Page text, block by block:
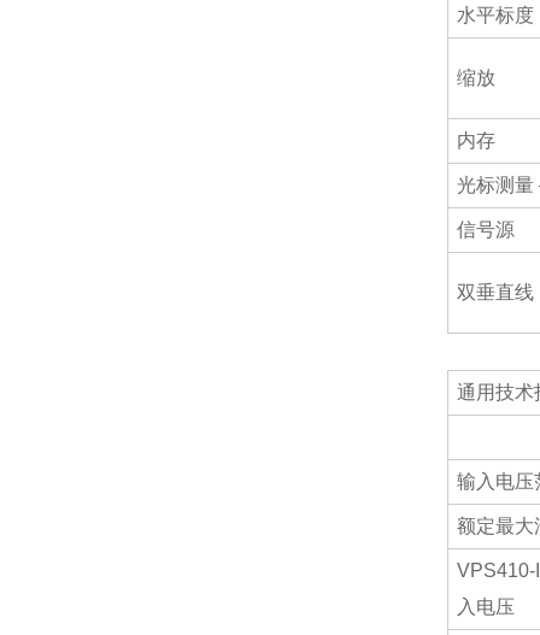
水平标度
缩放
内存
光标测
信号源
双垂直线
通用技术
输入电压
额定最大
入电压